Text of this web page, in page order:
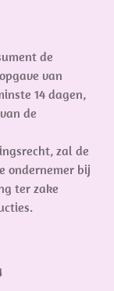
de
van
14 dagen,
de
zal de
ondernemer bij
ter zake